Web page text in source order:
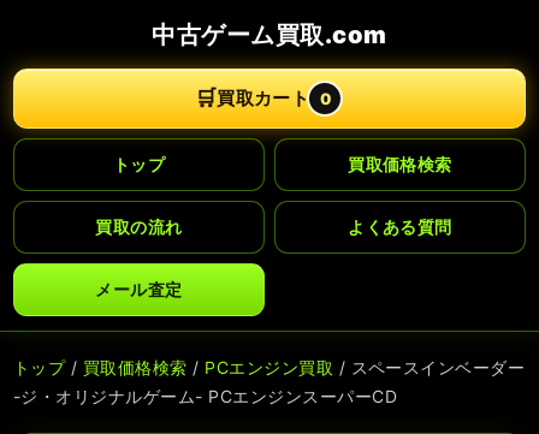
中古ゲーム買取.com
🛒買取カート 0
トップ 買取価格検索
買取の流れ よくある質問
メール査定
トップ/ 買取価格検索 / PCエンジン買取 / スペースインベーダー
-ジ・オリジナルゲーム- PCエンジンスーパーCD